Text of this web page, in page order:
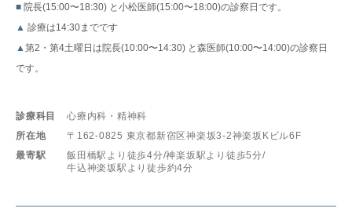
■ 院長(15:00〜18:30) と小松医師(15:00〜18:00)の診察日です。
▲ 診療は14:30までです
▲第2・第4土曜日は院長(10:00〜14:30) と森医師(10:00〜14:00)の診察日
です。
診療科目
心療内科・精神科
所在地
〒162-0825 東京都新宿区神楽坂3-2神楽坂Kビル6F
最寄駅
飯田橋駅より徒歩4分/神楽坂駅より徒歩5分/
牛込神楽坂駅より徒歩約4分